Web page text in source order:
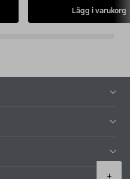
+
Lägg i varukorg